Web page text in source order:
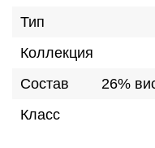
Тип
Коллекция
Состав
26%
Класс